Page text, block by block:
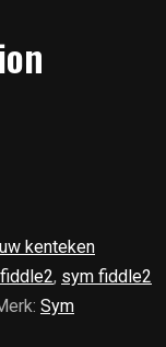
kenteken
, sym fiddle2
Sym